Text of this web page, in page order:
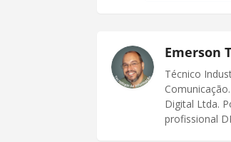
Emerson
Técnico
Digital Ltda.
profissional